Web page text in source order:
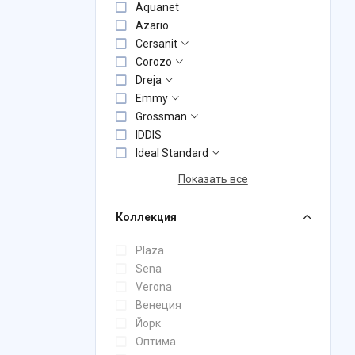
Aquanet
Azario
Cersanit
Corozo
Dreja
Emmy
Grossman
IDDIS
Ideal Standard
Показать все
Коллекция
Plaza
Sena
Verona
Венеция
Йорк
Оптима